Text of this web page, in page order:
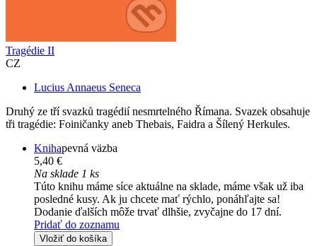
Tragédie II
CZ
Lucius Annaeus Seneca
Druhý ze tří svazků tragédií nesmrtelného Římana. Svazek obsahuje
tři tragédie: Foiničanky aneb Thebais, Faidra a Šílený Herkules.
Knihapevná väzba
5,40 €
Na sklade 1 ks
Túto knihu máme síce aktuálne na sklade, máme však už iba
posledné kusy. Ak ju chcete mať rýchlo, ponáhľajte sa!
Dodanie ďalších môže trvať dlhšie, zvyčajne do 17 dní.
Pridať do zoznamu
Vložiť do košíka